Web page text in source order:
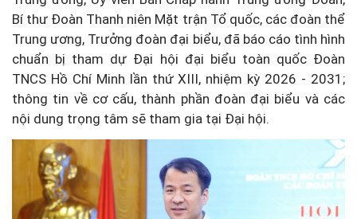
Bí thư Đoàn Thanh niên Mặt trận Tổ quốc, các đoàn thể
Trung ương, Trưởng đoàn đại biểu, đã báo cáo tình hình
chuẩn bị tham dự Đại hội đại biểu toàn quốc Đoàn
TNCS Hồ Chí Minh lần thứ XIII, nhiệm kỳ 2026 - 2031;
thông tin về cơ cấu, thành phần đoàn đại biểu và các
nội dung trọng tâm sẽ tham gia tại Đại hội.